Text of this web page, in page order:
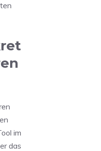
im
das